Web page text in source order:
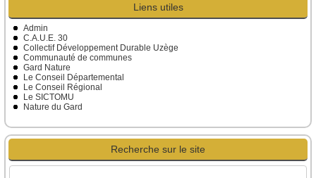
Liens utiles
Admin
C.A.U.E. 30
Collectif Développement Durable Uzège
Communauté de communes
Gard Nature
Le Conseil Départemental
Le Conseil Régional
Le SICTOMU
Nature du Gard
Recherche sur le site